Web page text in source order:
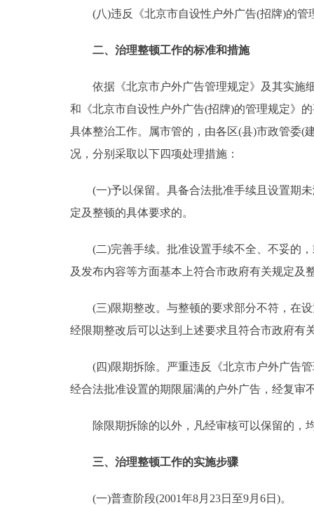
(八)违反《北京市自设性户外广告(招牌)的管
二、治理整顿工作的标准和措施
依据《北京市户外广告管理规定》及其实施细
和《北京市自设性户外广告(招牌)的管理规定》
具体整治工作。属市管的，由各区(县)市政管委(
况，分别采取以下四项处理措施：
(一)予以保留。具备合法批准手续且设置期未
定及整顿的具体要求的。
(二)完善手续。批准设置手续不全、不妥的，
及发布内容等方面基本上符合市政府有关规定及
(三)限期整改。与整顿的要求部分不符，在设
经限期整改后可以达到上述要求且符合市政府有
(四)限期拆除。严重违反《北京市户外广告管
经合法批准设置的期限届满的户外广告，经复审
除限期拆除的以外，凡经审核可以保留的，
三、治理整顿工作的实施步骤
(一)普查阶段(2001年8月23日至9月6日)。